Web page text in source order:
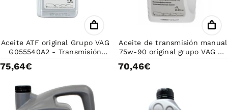
Aceite ATF original Grupo VAG
G055540A2 - Transmisión
Automática
75,64€
Aceite de transmisión manual
75w-90 original grupo VAG de
1L
70,46€